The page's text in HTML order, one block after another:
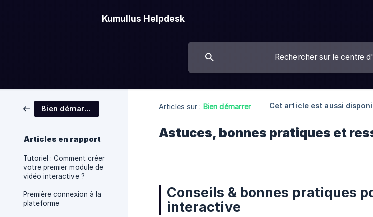
Kumullus Helpdesk
Bien démarrer
Articles en rapport
Tutoriel : Comment créer
votre premier module de
vidéo interactive ?
Première connexion à la
plateforme
Articles sur : Bien démarrer Cet article est aussi
Astuces, bonnes pratiques et
Conseils & bonnes pratiques
interactive